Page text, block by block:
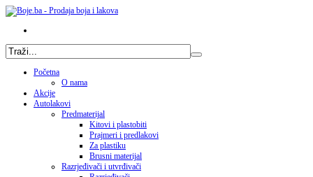
Početna
O nama
Akcije
Autolakovi
Predmaterijal
Kitovi i plastobiti
Prajmeri i predlakovi
Za plastiku
Brusni materijal
Razrjeđivači i utvrđivači